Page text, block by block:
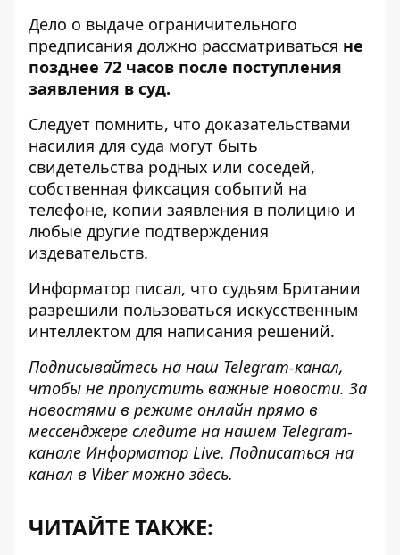
Дело о выдаче ограничительного
предписания должно рассматриваться не
позднее 72 часов после поступления
заявления в суд.
Следует помнить, что доказательствами
насилия для суда могут быть
свидетельства родных или соседей,
собственная фиксация событий на
телефоне, копии заявления в полицию и
любые другие подтверждения
издевательств.
Информатор писал, что судьям Британии
разрешили пользоваться искусственным
интеллектом для написания решений.
Подписывайтесь на наш Telegram-канал,
чтобы не пропустить важные новости. За
новостями в режиме онлайн прямо в
мессенджере следите на нашем Telegram-
канале Информатор Live. Подписаться на
канал в Viber можно здесь.
ЧИТАЙТЕ ТАКЖЕ: